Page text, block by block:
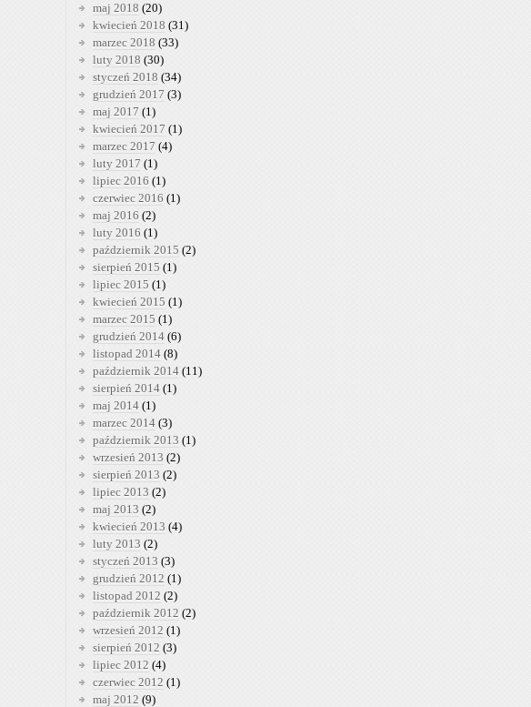
maj 2018 (20)
kwiecień 2018 (31)
marzec 2018 (33)
luty 2018 (30)
styczeń 2018 (34)
grudzień 2017 (3)
maj 2017 (1)
kwiecień 2017 (1)
marzec 2017 (4)
luty 2017 (1)
lipiec 2016 (1)
czerwiec 2016 (1)
maj 2016 (2)
luty 2016 (1)
październik 2015 (2)
sierpień 2015 (1)
lipiec 2015 (1)
kwiecień 2015 (1)
marzec 2015 (1)
grudzień 2014 (6)
listopad 2014 (8)
październik 2014 (11)
sierpień 2014 (1)
maj 2014 (1)
marzec 2014 (3)
październik 2013 (1)
wrzesień 2013 (2)
sierpień 2013 (2)
lipiec 2013 (2)
maj 2013 (2)
kwiecień 2013 (4)
luty 2013 (2)
styczeń 2013 (3)
grudzień 2012 (1)
listopad 2012 (2)
październik 2012 (2)
wrzesień 2012 (1)
sierpień 2012 (3)
lipiec 2012 (4)
czerwiec 2012 (1)
maj 2012 (9)